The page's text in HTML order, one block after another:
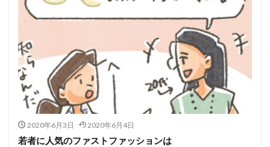
2020年6月3日 2020年6月4日
若者に人気のファストファッションは